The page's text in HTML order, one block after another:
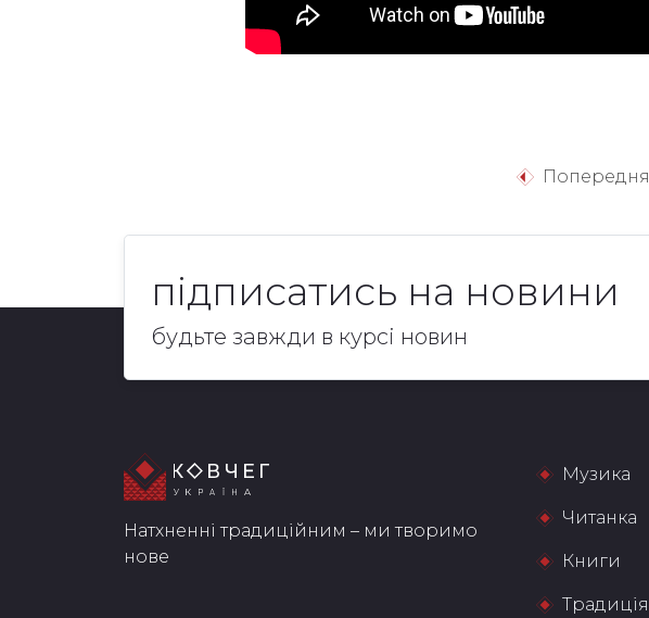
Попередня
підписатись на новини
будьте завжди в курсі новин
Натхненні традиційним – ми творимо
нове
Музика
Читанка
Книги
Традиція